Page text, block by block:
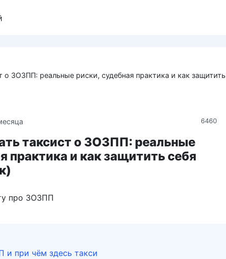
о ЗОЗПП: реальные риски, судебная практика и как защитить
6460
таксист о ЗОЗПП: реальные
практика и как защитить себя
и при чём здесь такси